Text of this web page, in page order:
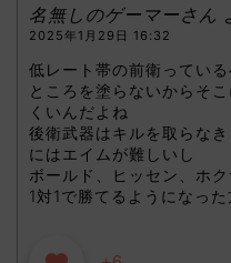
名無しのゲーマーさん
2025年1月29日 16:32
低レート帯の前衛ってい
ところを塗らないからそ
くいんだよね
後衛武器はキルを取らな
にはエイムが難しいし
ボールド、ヒッセン、ホ
1対1で勝てるようになっ